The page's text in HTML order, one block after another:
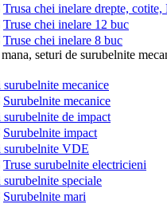
Trusa chei inelare drepte, cotite,
Truse chei inelare 12 buc
Truse chei inelare 8 buc
mana, seturi de surubelnite
surubelnite mecanice
Surubelnite mecanice
surubelnite de impact
Surubelnite impact
surubelnite VDE
Truse surubelnite electricieni
surubelnite speciale
Surubelnite mari